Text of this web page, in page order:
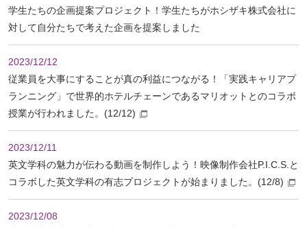
学生たちの企画提案プロジェクト！学生たちがホシザキ株式会社に
対して自分たちで考えた企画を提案しました
2023/12/12
従業員を大事にすることが真の利益につながる！「実践キャリアプ
ランニング」で世界的ホテルチェーンであるマリオットとのコラボ
授業が行われました。(12/12)
2023/12/11
英文学科の魅力が伝わる動画を制作しよう！映像制作会社P.I.C.S.と
コラボした英文学科の有志プロジェクトが始まりました。(12/8)
2023/12/08